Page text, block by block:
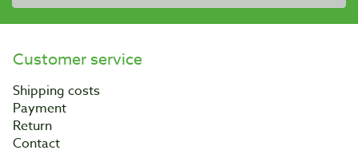
Customer service
Shipping costs
Payment
Return
Contact